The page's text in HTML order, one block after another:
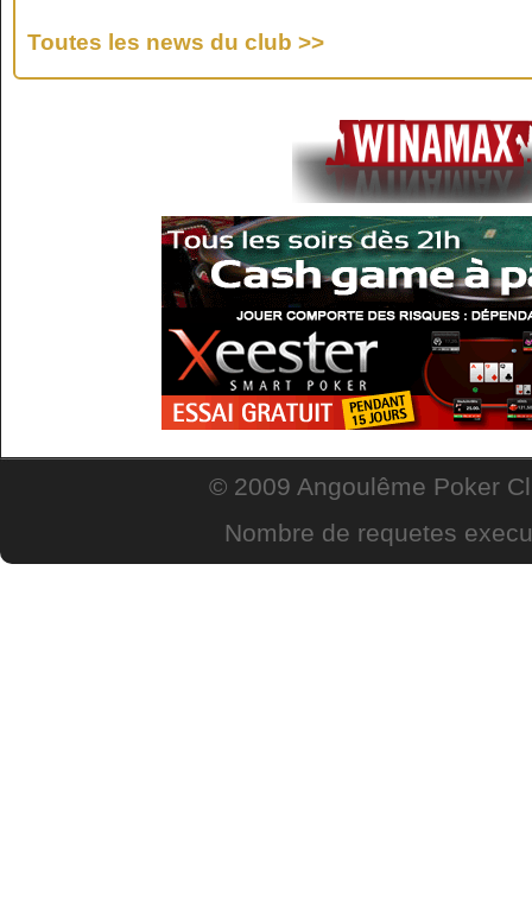
Toutes les news du club >>
© 2009 Angoulême Poker
Nombre de requetes